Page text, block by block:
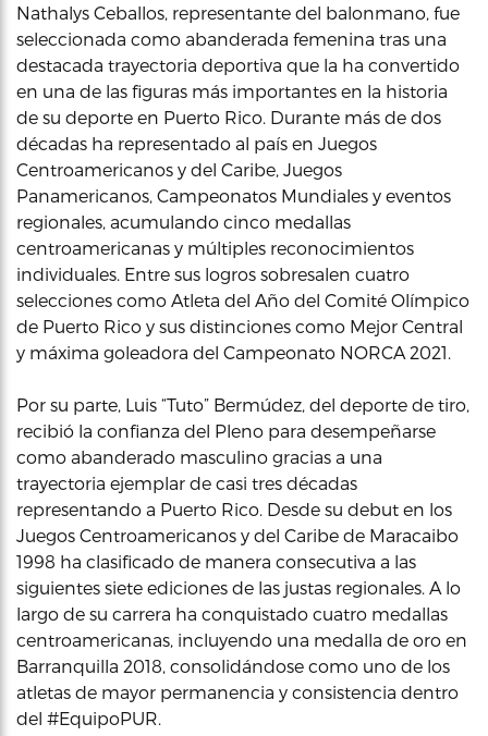
Nathalys Ceballos, representante del balonmano, fue
seleccionada como abanderada femenina tras una
destacada trayectoria deportiva que la ha convertido
en una de las figuras más importantes en la historia
de su deporte en Puerto Rico. Durante más de dos
décadas ha representado al país en Juegos
Centroamericanos y del Caribe, Juegos
Panamericanos, Campeonatos Mundiales y eventos
regionales, acumulando cinco medallas
centroamericanas y múltiples reconocimientos
individuales. Entre sus logros sobresalen cuatro
selecciones como Atleta del Año del Comité Olímpico
de Puerto Rico y sus distinciones como Mejor Central
y máxima goleadora del Campeonato NORCA 2021.
Por su parte, Luis “Tuto” Bermúdez, del deporte de tiro,
recibió la confianza del Pleno para desempeñarse
como abanderado masculino gracias a una
trayectoria ejemplar de casi tres décadas
representando a Puerto Rico. Desde su debut en los
Juegos Centroamericanos y del Caribe de Maracaibo
1998 ha clasificado de manera consecutiva a las
siguientes siete ediciones de las justas regionales. A lo
largo de su carrera ha conquistado cuatro medallas
centroamericanas, incluyendo una medalla de oro en
Barranquilla 2018, consolidándose como uno de los
atletas de mayor permanencia y consistencia dentro
del #EquipoPUR.